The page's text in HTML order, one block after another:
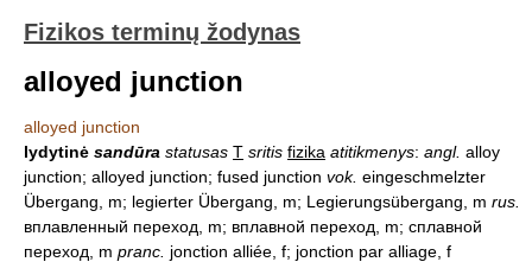
Fizikos terminų žodynas
alloyed junction
alloyed junction
lydytinė sandūra statusas T sritis fizika atitikmenys: angl. alloy
junction; alloyed junction; fused junction vok. eingeschmelzter
Übergang, m; legierter Übergang, m; Legierungsübergang, m rus.
вплавленный переход, m; вплавной переход, m; сплавной
переход, m pranc. jonction alliée, f; jonction par alliage, f